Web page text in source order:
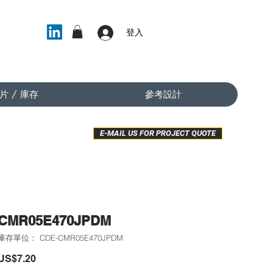
登入
/ 庫存 參考設計
存單位： CDE-CMR05E470JPDM
價
E-MAIL US FOR PROJECT QUOTE